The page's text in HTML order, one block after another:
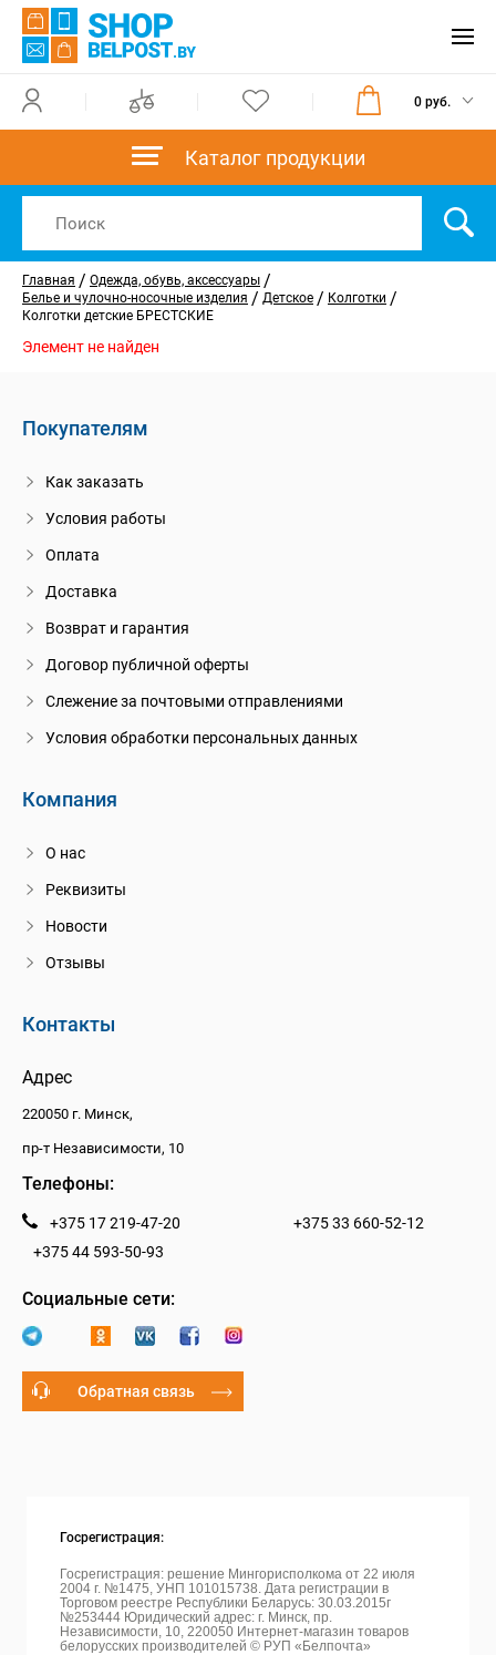
0 руб.
Каталог продукции
Главная / Одежда, обувь, аксессуары /
Белье и чулочно-носочные изделия / Детское / Колготки /
Колготки детские БРЕСТСКИЕ
Элемент не найден
Покупателям
Как заказать
Условия работы
Оплата
Доставка
Возврат и гарантия
Договор публичной оферты
Слежение за почтовыми отправлениями
Условия обработки персональных данных
Компания
О нас
Реквизиты
Новости
Отзывы
Контакты
Адрес
220050 г. Минск,
пр-т Независимости, 10
Телефоны:
+375 17 219-47-20
+375 33 660-52-12
+375 44 593-50-93
Социальные сети:
Обратная связь
Госрегистрация:
Госрегистрация: решение Мингорисполкома от 22 июля
2004 г. №1475, УНП 101015738. Дата регистрации в
Торговом реестре Республики Беларусь: 30.03.2015г
№253444 Юридический адрес: г. Минск, пр.
Независимости, 10, 220050 Интернет-магазин товаров
белорусских производителей © РУП «Белпочта»